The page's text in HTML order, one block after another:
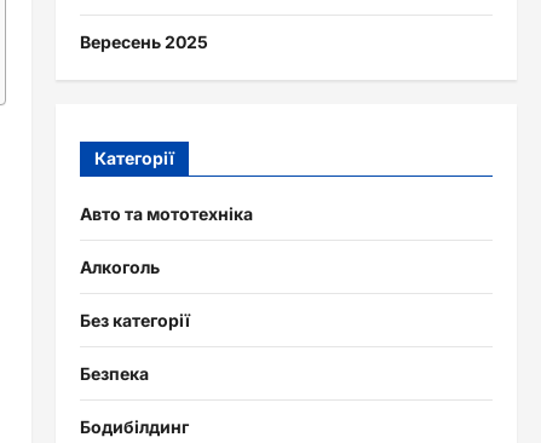
Вересень 2025
Категорії
Авто та мототехніка
Алкоголь
Без категорії
Безпека
Бодибілдинг